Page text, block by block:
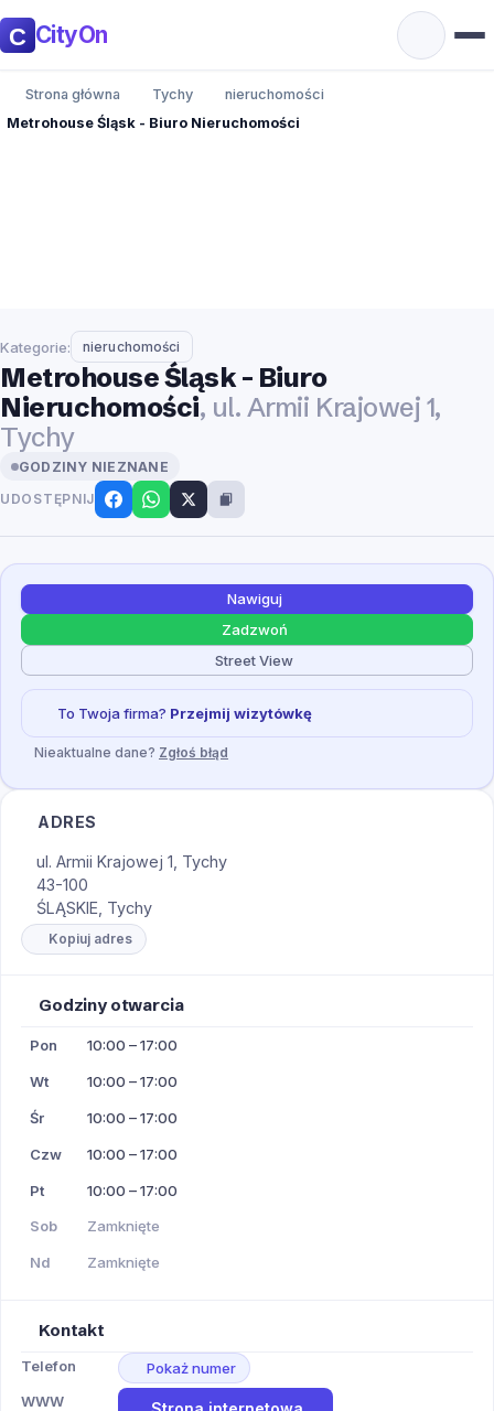
CityOn
Strona główna Tychy
nieruchomości
Metrohouse Śląsk - Biuro Nieruchomości
Kategorie: nieruchomości
Metrohouse Śląsk - Biuro
Nieruchomości, ul. Armii Krajowej 1,
Tychy
GODZINY NIEZNANE
UDOSTĘPNIJ
Nawiguj
Zadzwoń
Street View
To Twoja firma? Przejmij wizytówkę
Nieaktualne dane? Zgłoś błąd
ADRES
ul. Armii Krajowej 1, Tychy
43-100
ŚLĄSKIE, Tychy
Kopiuj adres
Godziny otwarcia
Pon 10:00 – 17:00
Wt 10:00 – 17:00
Śr 10:00 – 17:00
Czw 10:00 – 17:00
Pt 10:00 – 17:00
Sob Zamknięte
Nd Zamknięte
Kontakt
Telefon
Pokaż numer
WWW